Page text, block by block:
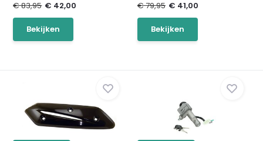
€ 83,95 € 42,00
Bekijken
€ 79,95 € 41,00
Bekijken